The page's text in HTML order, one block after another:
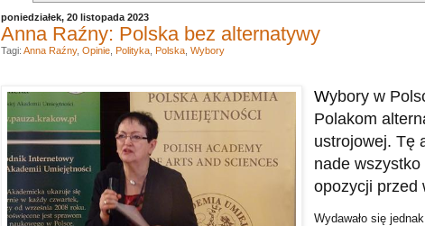
poniedziałek, 20 listopada 2023
Anna Raźny: Polska bez alternatywy
Wybory w
Polakom
ustrojowej. Tę
nade wszystko
opozycji przed
Wydawało się
Tagi: Anna Raźny, Opinie, Polityka, Polska, Wybory